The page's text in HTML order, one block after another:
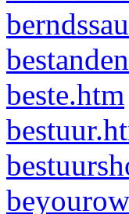
beste.htm